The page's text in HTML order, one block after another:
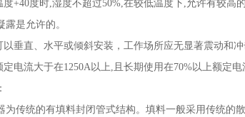
度+40度时,湿度不超过50%,在较低温度下, 允许有较高
露是允许的。
以垂直、水平或倾斜安装，工作场所应无显著震动和冲
定电流大于在1250A以上, 且长期使用在70%以上额定电
为传统的有填料封闭管式结构。填料一般采用传统的